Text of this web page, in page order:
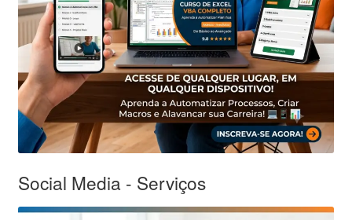
Social Media - Serviços